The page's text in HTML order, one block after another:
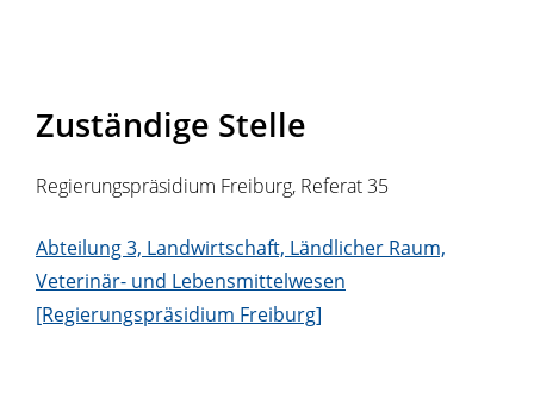
Zuständige Stelle
Regierungspräsidium Freiburg, Referat 35
Abteilung 3, Landwirtschaft, Ländlicher Raum,
Veterinär- und Lebensmittelwesen
[Regierungspräsidium Freiburg]